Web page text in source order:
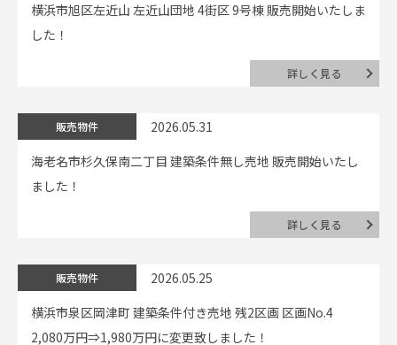
横浜市旭区左近山 左近山団地 4街区 9号棟 販売開始いたしま
した！
詳しく見る
販売物件
2026.05.31
海老名市杉久保南二丁目 建築条件無し売地 販売開始いたし
ました！
詳しく見る
販売物件
2026.05.25
横浜市泉区岡津町 建築条件付き売地 残2区画 区画No.4
2,080万円⇒1,980万円に変更致しました！